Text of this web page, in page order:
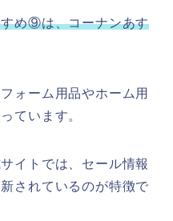
め⑨は、コーナンあす
ォーム用品やホーム用
ています。
イトでは、セール情報
されているのが特徴で